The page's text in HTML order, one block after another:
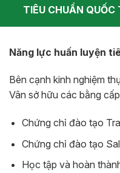
TIÊU CHUẨN
Năng lực huấn luyện
Bên cạnh kinh nghiệm
Vân sở hữu các bằng
Chứng chỉ đào tạo
Chứng chỉ đào tạo
Học tập và hoàn